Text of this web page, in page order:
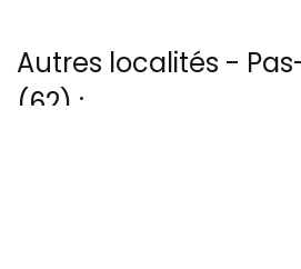
Autres localités -
(62) :